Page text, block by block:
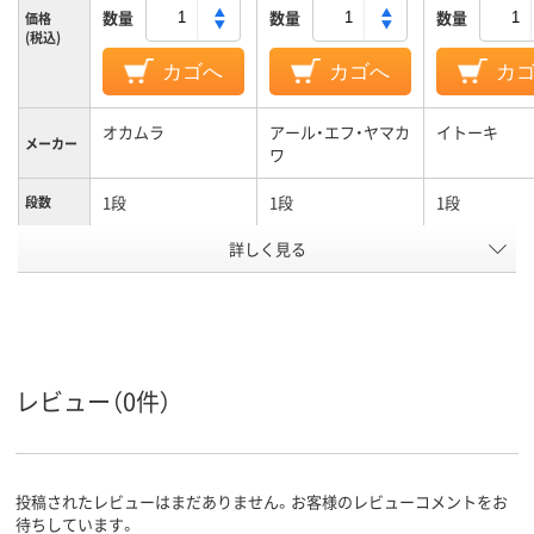
価格
(税込)
数量
カゴへ
数量
カゴへ
数量
カ
メーカー オカムラ
アール・エフ・ヤマカ
ワ
イトーキ
段数 1段 1段 1段
両開き書庫／片開き
書庫
両開き／片開き扉タ
イプ
両開き／片
イプ
スコア
60
詳しく見る
レビュー（0件）
投稿されたレビューはまだありません。お客様のレビューコメントをお
待ちしています。